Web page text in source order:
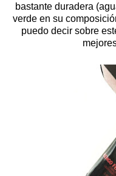
bastante duradera
verde en su
puedo decir sobre